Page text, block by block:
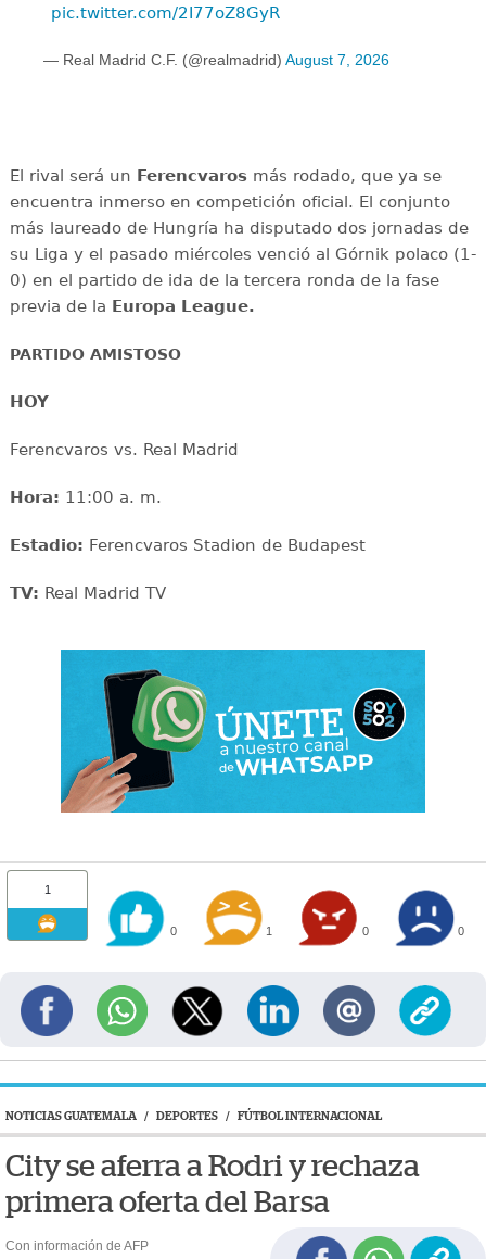
pic.twitter.com/2I77oZ8GyR
— Real Madrid C.F. (@realmadrid) August 7, 2026
El rival será un Ferencvarosmás rodado, que ya se
encuentra inmerso en competición oficial. El conjunto
más laureado de Hungría ha disputado dos jornadas de
su Liga y el pasado miércoles venció al Górnik polaco (1-
0) en el partido de ida de la tercera ronda de la fase
previa de la Europa League.
PARTIDO AMISTOSO
HOY
Ferencvaros vs. Real Madrid
Hora: 11:00 a. m.
Estadio: Ferencvaros Stadion de Budapest
TV: Real Madrid TV
1
0 1 0 0
NOTICIAS GUATEMALA / DEPORTES / FÚTBOL INTERNACIONAL
City se aferra a Rodri y rechaza
primera oferta del Barsa
Con información de AFP